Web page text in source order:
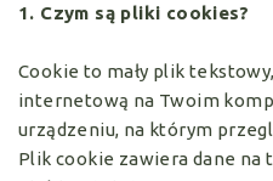
1. Czym są pliki cookies?
Cookie to mały plik
internetową na Twoim
urządzeniu, na którym
Plik cookie zawiera dane